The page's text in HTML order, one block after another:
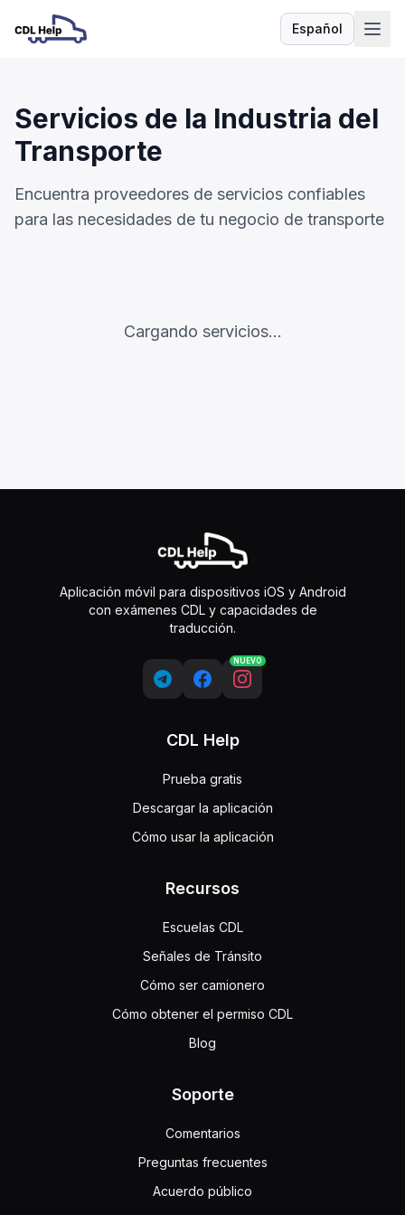
Español
Idioma
Servicios de la Industria del
Transporte
Encuentra proveedores de servicios confiables
para las necesidades de tu negocio de transporte
Cargando servicios...
Aplicación móvil para dispositivos iOS y Android
con exámenes CDL y capacidades de
traducción.
NUEVO
CDL Help
Prueba gratis
Descargar la aplicación
Cómo usar la aplicación
Recursos
Escuelas CDL
Señales de Tránsito
Cómo ser camionero
Cómo obtener el permiso CDL
Blog
Soporte
Comentarios
Preguntas frecuentes
Acuerdo público